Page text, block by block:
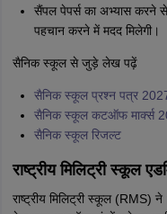
सैंपल पेपर्स का अभ्यास करने
पहचान करने में मदद मिलेगी।
सैनिक स्कूल से जुड़े लेख पढ़ें
सैनिक स्कूल प्रश्न पत्र
सैनिक स्कूल कटऑफ मार्क्स
सैनिक स्कूल रिजल्ट
राष्ट्रीय मिलिट्री स्कूल
राष्ट्रीय मिलिट्री स्कूल